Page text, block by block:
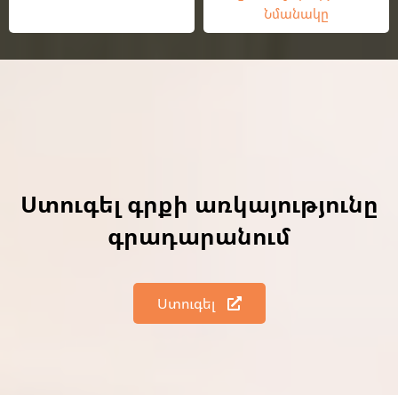
Նմանակը
Ստուգել գրքի առկայությունը
գրադարանում
Ստուգել